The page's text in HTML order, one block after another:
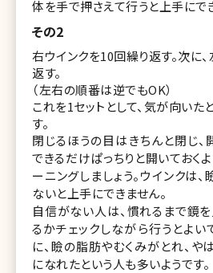
体を手で押さえて行うと上手にで
その2
右ウインクを10回繰り返す。次に
返す。
（左右の順番は逆でもOK）
これを1セットとして、気が向いた
す。
閉じるほうの目はきちんと閉じ
できるだけぱっちりと開いておく
ーニングしましょう。ウインクは
ないと上手にできません。
自信がない人は、慣れるまで鏡
るかチェックしながら行うとよい
に、瞼の脂肪やむくみがとれ、や
になれたという人も多いようです。